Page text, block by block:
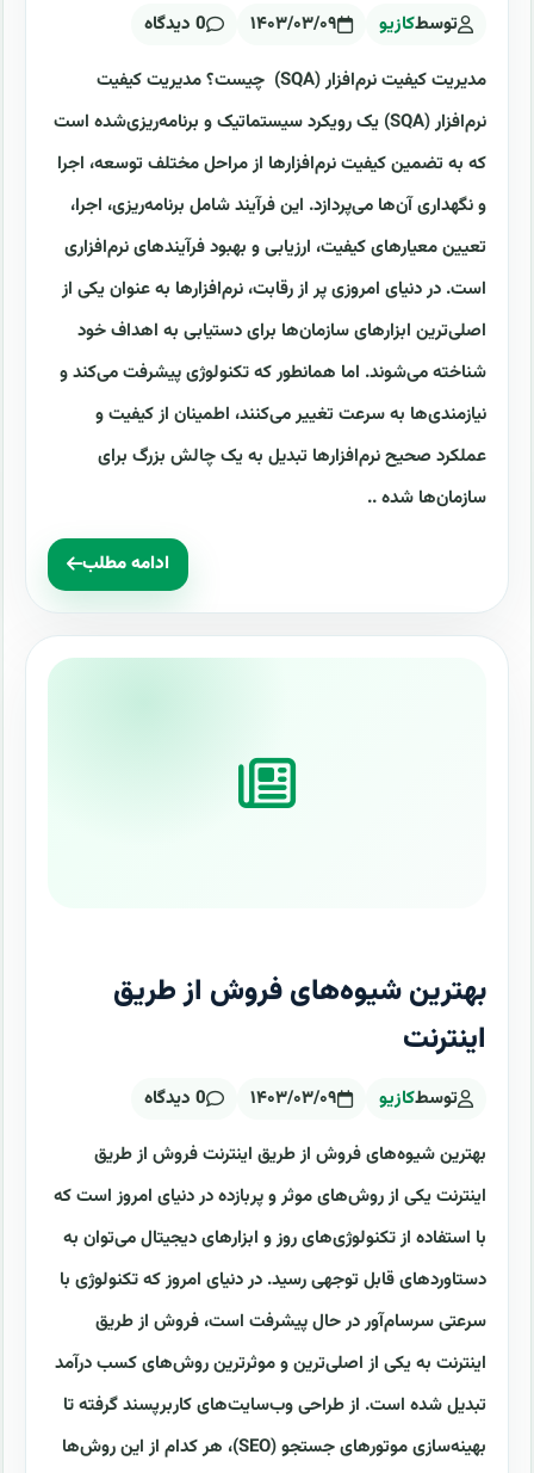
توسطکازیو ۱۴۰۳/۰۳/۰۹ 0 دیدگاه
مدیریت کیفیت نرم‌افزار (SQA) چیست؟ مدیریت کیفیت
نرم‌افزار (SQA) یک رویکرد سیستماتیک و برنامه‌ریزی‌شده است
که به تضمین کیفیت نرم‌افزارها از مراحل مختلف توسعه، اجرا
و نگهداری آن‌ها می‌پردازد. این فرآیند شامل برنامه‌ریزی، اجرا،
تعیین معیارهای کیفیت، ارزیابی و بهبود فرآیندهای نرم‌افزاری
است. در دنیای امروزی پر از رقابت، نرم‌افزارها به عنوان یکی از
اصلی‌ترین ابزارهای سازمان‌ها برای دستیابی به اهداف خود
شناخته می‌شوند. اما همانطور که تکنولوژی پیشرفت می‌کند و
نیازمندی‌ها به سرعت تغییر می‌کنند، اطمینان از کیفیت و
عملکرد صحیح نرم‌افزارها تبدیل به یک چالش بزرگ برای
سازمان‌ها شده ..
ادامه مطلب
بهترین شیوه‌های فروش از طریق
اینترنت
توسطکازیو ۱۴۰۳/۰۳/۰۹ 0 دیدگاه
بهترین شیوه‌های فروش از طریق اینترنت فروش از طریق
اینترنت یکی از روش‌های موثر و پربازده در دنیای امروز است که
با استفاده از تکنولوژی‌های روز و ابزارهای دیجیتال می‌توان به
دستاوردهای قابل توجهی رسید. در دنیای امروز که تکنولوژی با
سرعتی سرسام‌آور در حال پیشرفت است، فروش از طریق
اینترنت به یکی از اصلی‌ترین و موثرترین روش‌های کسب درآمد
تبدیل شده است. از طراحی وب‌سایت‌های کاربرپسند گرفته تا
بهینه‌سازی موتورهای جستجو (SEO)، هر کدام از این روش‌ها